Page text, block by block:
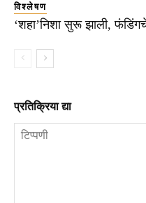
विश्लेषण
‘शहा’निशा सुरू झाली,
प्रतिक्रिया द्या